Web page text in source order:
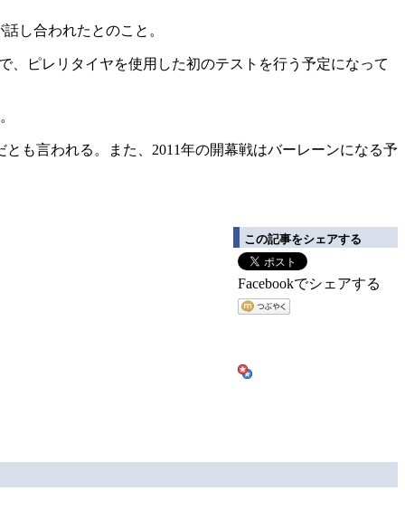
し合われたとのこと。
、ピレリタイヤを使用した初のテストを行う予定になって
も言われる。また、2011年の開幕戦はバーレーンになる予
この記事をシェアする
Facebookでシェアする